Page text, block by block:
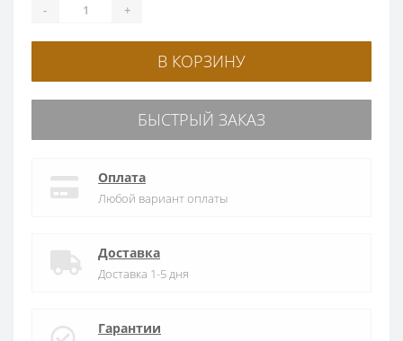
- +
В КОРЗИНУ
БЫСТРЫЙ ЗАКАЗ
Оплата
Любой вариант оплаты
Доставка
Доставка 1-5 дня
Гарантии